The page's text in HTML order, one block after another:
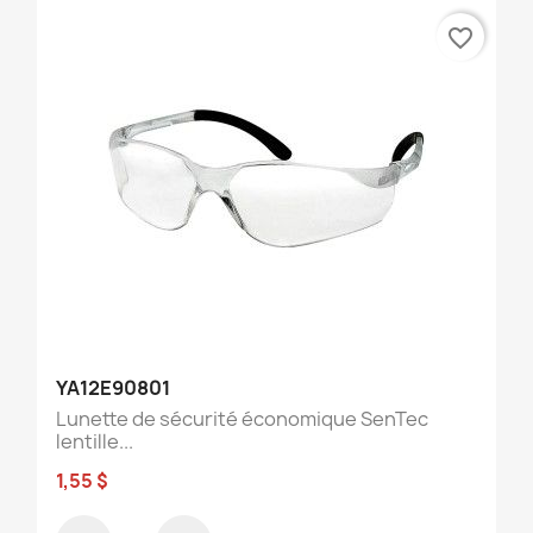
YA12E90801
Lunette de sécurité économique SenTec
lentille...
1,55 $
favorite_border